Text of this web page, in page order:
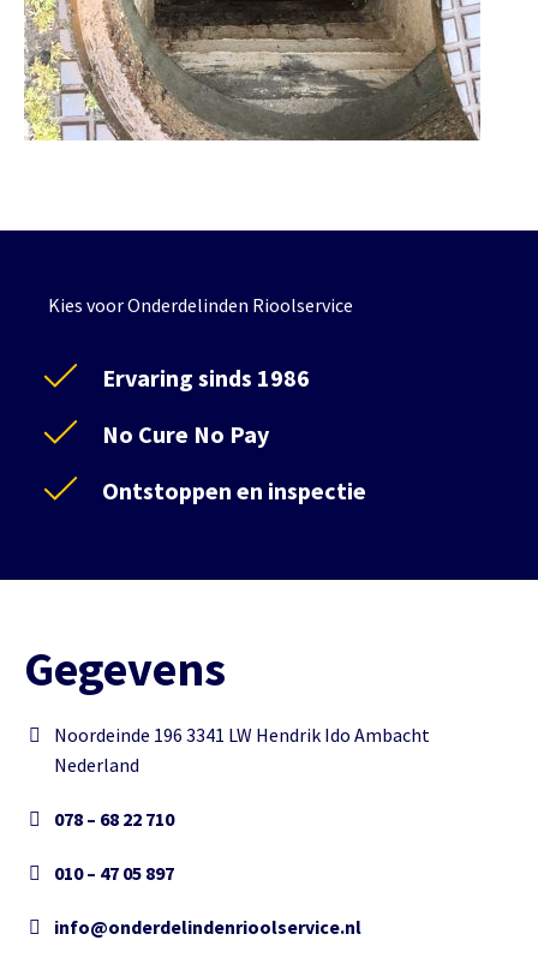
Kies voor Onderdelinden Rioolservice
Ervaring sinds 1986
No Cure No Pay
Ontstoppen en inspectie
Gegevens
Noordeinde 196 3341 LW Hendrik Ido Ambacht
Nederland
078 – 68 22 710
010 – 47 05 897
info@onderdelindenrioolservice.nl